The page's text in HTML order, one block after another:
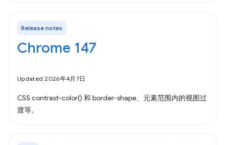
Release notes
Chrome 147
Updated 2026年4月7日
CSS contrast-color() 和 border-shape、元素范围内的视图过
渡等。